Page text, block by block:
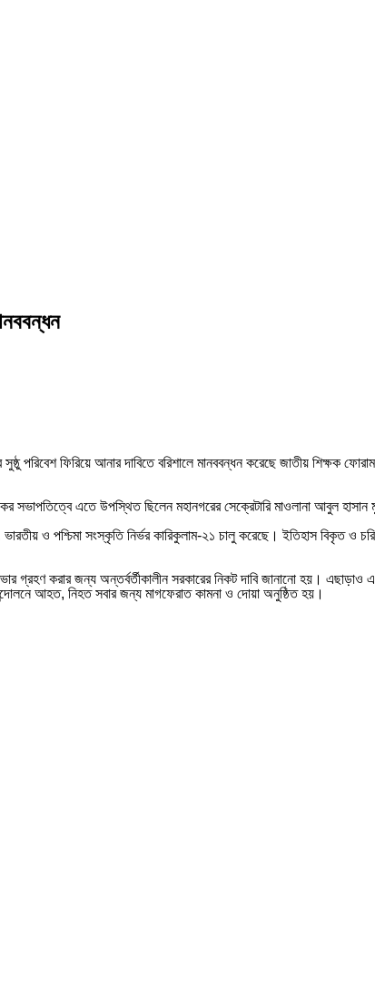
সুষ্ঠু পরিবেশ ফিরিয়ে আনার দাবিতে বরিশালে মানববন্ধন করেছে জাতীয় শিক্ষক
এতে উপস্থিত ছিলেন মহানগরের সেক্রেটারি মাওলানা আবুল হাসান
ও পশ্চিমা সংস্কৃতি নির্ভর কারিকুলাম-২১ চালু করেছে। ইতিহাস বিকৃত ও
করার জন্য অন্তর্বর্তীকালীন সরকারের নিকট দাবি জানানো হয়। এছাড়াও এ
আহত, নিহত সবার জন্য মাগফেরাত কামনা ও দোয়া অনুষ্ঠিত হয়।